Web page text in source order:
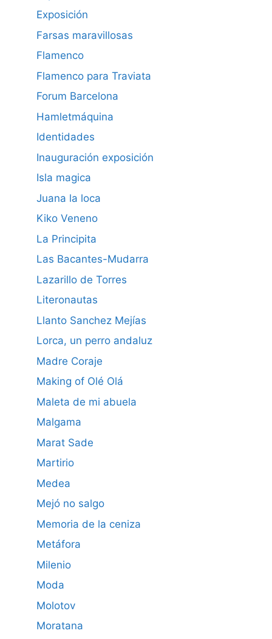
Exposición
Farsas maravillosas
Flamenco
Flamenco para Traviata
Forum Barcelona
Hamletmáquina
Identidades
Inauguración exposición
Isla magica
Juana la loca
Kiko Veneno
La Principita
Las Bacantes-Mudarra
Lazarillo de Torres
Literonautas
Llanto Sanchez Mejías
Lorca, un perro andaluz
Madre Coraje
Making of Olé Olá
Maleta de mi abuela
Malgama
Marat Sade
Martirio
Medea
Mejó no salgo
Memoria de la ceniza
Metáfora
Milenio
Moda
Molotov
Moratana